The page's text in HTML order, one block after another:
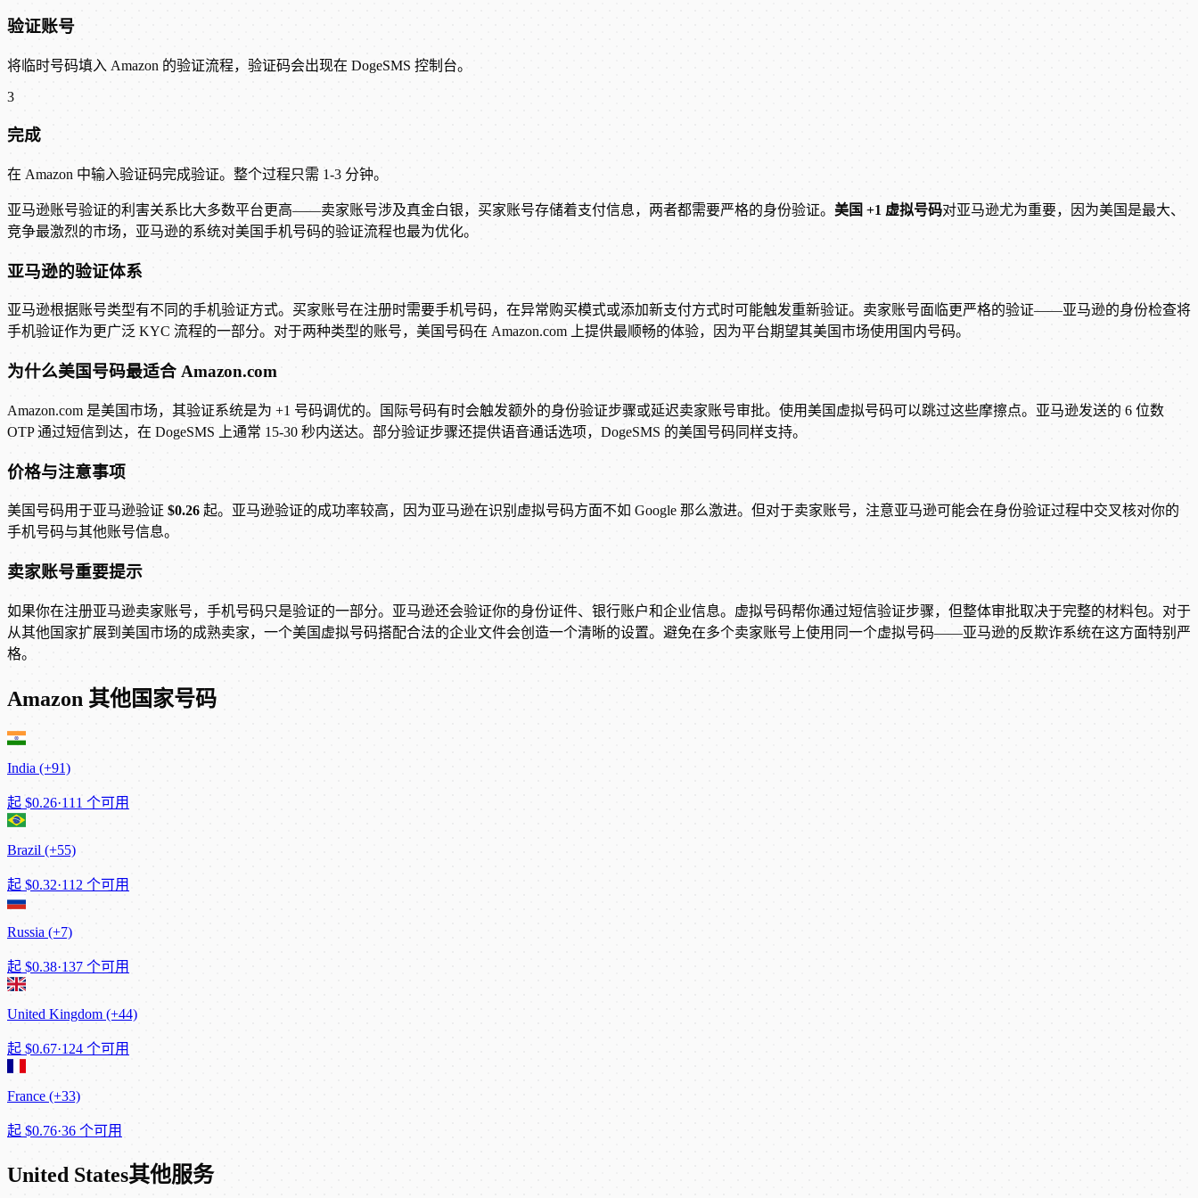
验证账号
将临时号码填入 Amazon 的验证流程，验证码会出现在 DogeSMS 控制台。
3
完成
在 Amazon 中输入验证码完成验证。整个过程只需 1-3 分钟。
亚马逊账号验证的利害关系比大多数平台更高——卖家账号涉及真金白银，买家账号存储着支付信息，两者都需要严格的身份验证。 美国 +1 虚拟号码对亚马逊尤为重要，因为美国是最大、
竞争最激烈的市场，亚马逊的系统对美国手机号码的验证流程也最为优化。
亚马逊的验证体系
亚马逊根据账号类型有不同的手机验证方式。买家账号在注册时需要手机号码，在异常购买模式或添加新支付方式时可能触发重新验证。卖家账号面临更严格的验证——亚马逊的身份检查将
手机验证作为更广泛 KYC 流程的一部分。对于两种类型的账号，美国号码在 Amazon.com 上提供最顺畅的体验，因为平台期望其美国市场使用国内号码。
为什么美国号码最适合 Amazon.com
Amazon.com 是美国市场，其验证系统是为 +1 号码调优的。国际号码有时会触发额外的身份验证步骤或延迟卖家账号审批。使用美国虚拟号码可以跳过这些摩擦点。亚马逊发送的 6 位数
OTP 通过短信到达，在 DogeSMS 上通常 15-30 秒内送达。部分验证步骤还提供语音通话选项，DogeSMS 的美国号码同样支持。
价格与注意事项
美国号码用于亚马逊验证 $0.26 起。亚马逊验证的成功率较高，因为亚马逊在识别虚拟号码方面不如 Google 那么激进。但对于卖家账号，注意亚马逊可能会在身份验证过程中交叉核对你的
手机号码与其他账号信息。
卖家账号重要提示
如果你在注册亚马逊卖家账号，手机号码只是验证的一部分。亚马逊还会验证你的身份证件、银行账户和企业信息。虚拟号码帮你通过短信验证步骤，但整体审批取决于完整的材料包。对于
从其他国家扩展到美国市场的成熟卖家，一个美国虚拟号码搭配合法的企业文件会创造一个清晰的设置。避免在多个卖家账号上使用同一个虚拟号码——亚马逊的反欺诈系统在这方面特别严
格。
Amazon 其他国家号码
India (+91)
起 $0.26·111 个可用
Brazil (+55)
起 $0.32·112 个可用
Russia (+7)
起 $0.38·137 个可用
United Kingdom (+44)
起 $0.67·124 个可用
France (+33)
起 $0.76·36 个可用
United States其他服务